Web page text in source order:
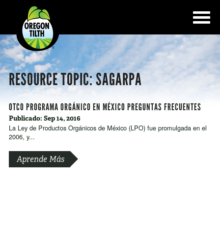
RESOURCE TOPIC:SAGARPA
OTCO PROGRAMA ORGÁNICO EN MÉXICO PREGUNTAS FRECUENTES
Publicado: Sep 14, 2016
La Ley de Productos Orgánicos de México (LPO) fue promulgada en el
2006, y...
Aprende Más